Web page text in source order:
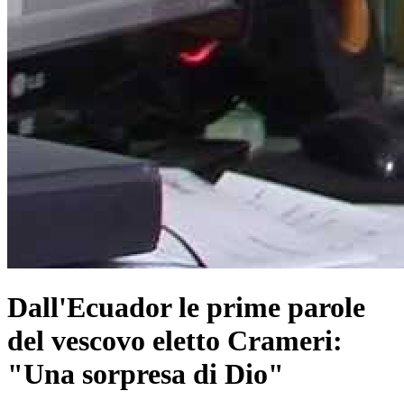
Dall'Ecuador le prime parole
del vescovo eletto Crameri:
"Una sorpresa di Dio"